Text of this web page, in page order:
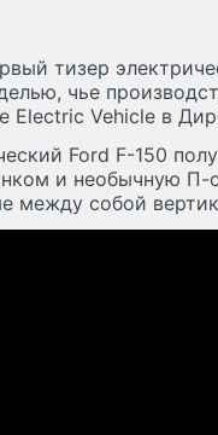
тизер
чье
Electric Vehicle в
Ford F-150
и необычную П-
между собой